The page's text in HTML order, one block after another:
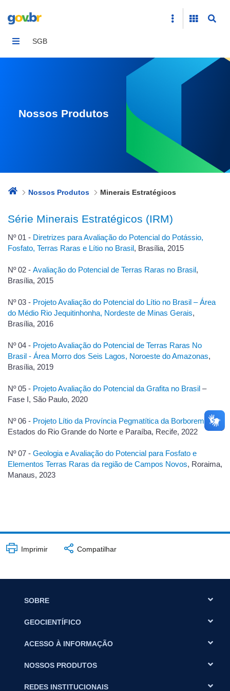
SGB
Nossos Produtos
Nossos Produtos Minerais Estratégicos
Série Minerais Estratégicos (IRM)
Nº 01 - Diretrizes para Avaliação do Potencial do Potássio,
Fosfato, Terras Raras e Lítio no Brasil , Brasília, 2015
Nº 02 - Avaliação do Potencial de Terras Raras no Brasil ,
Brasília, 2015
Nº 03 - Projeto Avaliação do Potencial do Lítio no Brasil – Área
do Médio Rio Jequitinhonha, Nordeste de Minas Gerais,
Brasília, 2016
Nº 04 - Projeto Avaliação do Potencial de Terras Raras No
Brasil - Área Morro dos Seis Lagos, Noroeste do Amazonas,
Brasília, 2019
Nº 05 - Projeto Avaliação do Potencial da Grafita no Brasil –
Fase I, São Paulo, 2020
Nº 06 - Projeto Lítio da Província Pegmatítica da Borborema ,
Estados do Rio Grande do Norte e Paraíba, Recife, 2022
Nº 07 - Geologia e Avaliação do Potencial para Fosfato e
Elementos Terras Raras da região de Campos Novos, Roraima,
Manaus, 2023
Imprimir Compatilhar
SOBRE
GEOCIENTÍFICO
ACESSO À INFORMAÇÃO
NOSSOS PRODUTOS
REDES INSTITUCIONAIS